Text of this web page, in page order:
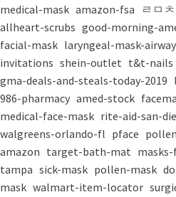
medical-mask amazon-fsa ㄹㅁ
allheart-scrubs good-morning-
facial-mask laryngeal-mask-airway
invitations shein-outlet t&t-nails
gma-deals-and-steals-today-2019
986-pharmacy amed-stock
medical-face-mask rite-aid-san-
walgreens-orlando-fl pface
amazon target-bath-mat
tampa sick-mask pollen-mask
mask walmart-item-locator